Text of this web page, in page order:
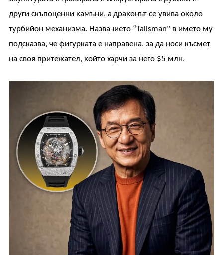
други скъпоценни камъни, а драконът се увива около
турбийон механизма. Названието “Talisman" в името му
подсказва, че фигурката е направена, за да носи късмет
на своя притежател, който харчи за него $5 млн.